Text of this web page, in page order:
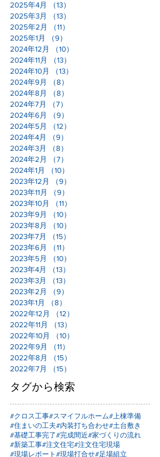
2025年4月
（13）
2025年3月
（13）
2025年2月
（11）
2025年1月
（9）
2024年12月
（10）
2024年11月
（13）
2024年10月
（13）
2024年9月
（8）
2024年8月
（8）
2024年7月
（7）
2024年6月
（9）
2024年5月
（12）
2024年4月
（9）
2024年3月
（8）
2024年2月
（7）
2024年1月
（10）
2023年12月
（9）
2023年11月
（9）
2023年10月
（11）
2023年9月
（10）
2023年8月
（10）
2023年7月
（15）
2023年6月
（11）
2023年5月
（10）
2023年4月
（13）
2023年3月
（13）
2023年2月
（9）
2023年1月
（8）
2022年12月
（12）
2022年11月
（13）
2022年10月
（10）
2022年9月
（11）
2022年8月
（15）
2022年7月
（15）
タグから検索
#クロス工事#スマイフルホーム#上棟準備
#住まいの工夫#内装打ち合わせ#土台敷き
#基礎工事完了#完成間近#家づくりの流れ
#新築工事#注文住宅#注文住宅現場
#現場レポート#現場打合せ#足場組立